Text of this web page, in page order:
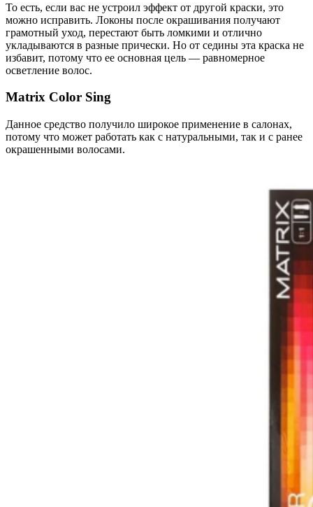
То есть, если вас не устроил эффект от другой краски, это
можно исправить. Локоны после окрашивания получают
грамотный уход, перестают быть ломкими и отлично
укладываются в разные прически. Но от седины эта краска не
избавит, потому что ее основная цель — равномерное
осветление волос.
Matrix Color Sing
Данное средство получило широкое применение в салонах,
потому что может работать как с натуральными, так и с ранее
окрашенными волосами.